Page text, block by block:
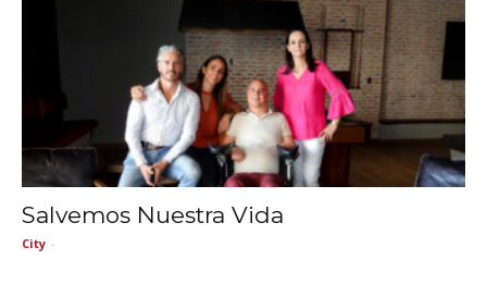
Salvemos Nuestra Vida
City -